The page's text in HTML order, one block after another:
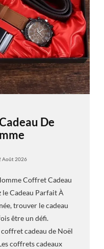
De
Août 2026
Coffret Cadeau
Cadeau Parfait À
trouver le cadeau
être un défi.
cadeau de Noël
coffrets cadeaux